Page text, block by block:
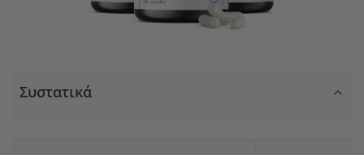
Συστατικά